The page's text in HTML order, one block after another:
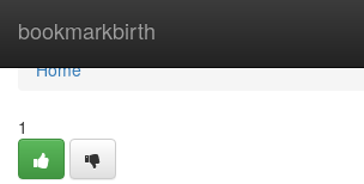
bookmarkbirth
Home
Home
1